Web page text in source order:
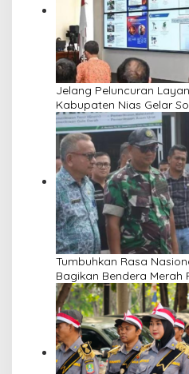
Jelang Peluncuran
Kabupaten Nias Gelar
Tumbuhkan Rasa
Bagikan Bendera Merah